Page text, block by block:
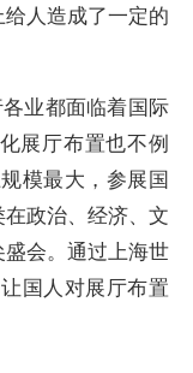
人造成了一定的
业都面临着国际
展厅布置也不例
模最大，参展国
政治、经济、文
会。通过上海世
国人对展厅布置